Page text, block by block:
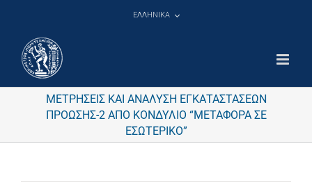
ΕΛΛΗΝΙΚΑ
ΜΕΤΡΗΣΕΙΣ ΚΑΙ ΑΝΑΛΥΣΗ ΕΓΚΑΤΑΣΤΑΣΕΩΝ
ΠΡΟΩΣΗΣ-2 ΑΠΟ ΚΟΝΔΥΛΙΟ “ΜΕΤΑΦΟΡΑ ΣΕ
ΕΣΩΤΕΡΙΚΟ”